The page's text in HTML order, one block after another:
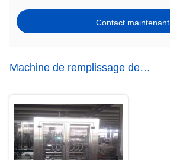
Contact maintenant
Machine de remplissage de
pesticide